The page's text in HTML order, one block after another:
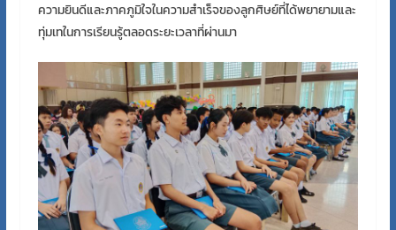
ความยินดีและภาคภูมิใจในความสำเร็จของลูกศิษย์ที่ได้พยายามและ
ทุ่มเทในการเรียนรู้ตลอดระยะเวลาที่ผ่านมา